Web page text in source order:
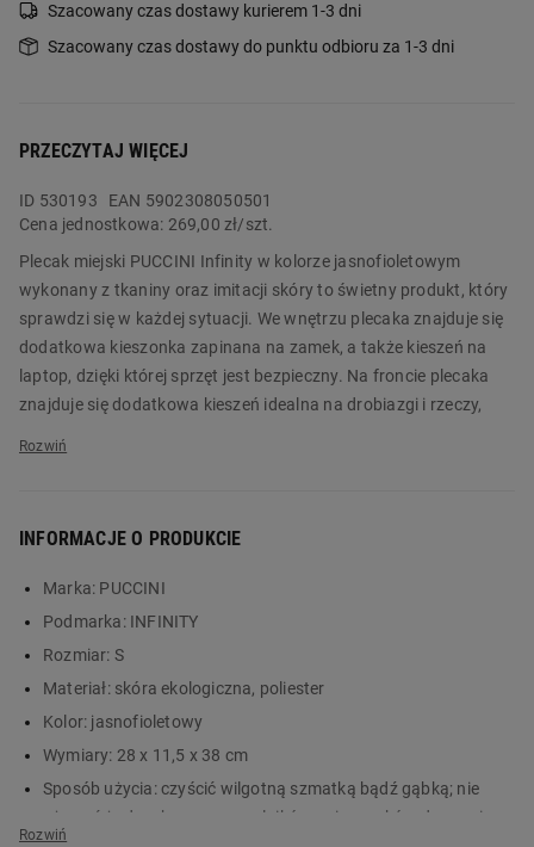
Szacowany czas dostawy kurierem 1-3 dni
Szacowany czas dostawy do punktu odbioru za 1-3 dni
PRZECZYTAJ WIĘCEJ
ID 530193
EAN 5902308050501
Cena jednostkowa: 269,00 zł/szt.
Plecak miejski PUCCINI Infinity w kolorze jasnofioletowym
wykonany z tkaniny oraz imitacji skóry to świetny produkt, który
sprawdzi się w każdej sytuacji. We wnętrzu plecaka znajduje się
dodatkowa kieszonka zapinana na zamek, a także kieszeń na
laptop, dzięki której sprzęt jest bezpieczny. Na froncie plecaka
znajduje się dodatkowa kieszeń idealna na drobiazgi i rzeczy,
które można dopasować długością do własnych potrzeb.
Plecak PUCCINI Infinity w kolorze jasnofioletowym zachwyca
licznymi udogodnieniami i wysoką jakością wykonania. Zamów
produkt już dziś na Biedronka Home!
Główne cechy:
regulowane szelki
INFORMACJE O PRODUKCIE
Marka: PUCCINI
Podmarka: INFINITY
Rozmiar: S
Materiał: skóra ekologiczna, poliester
Kolor: jasnofioletowy
Wymiary: 28 x 11,5 x 38 cm
Sposób użycia:czyścić wilgotną szmatką bądź gąbką; nie
używać żadnych rozpuszczalników ani proszków do prania;